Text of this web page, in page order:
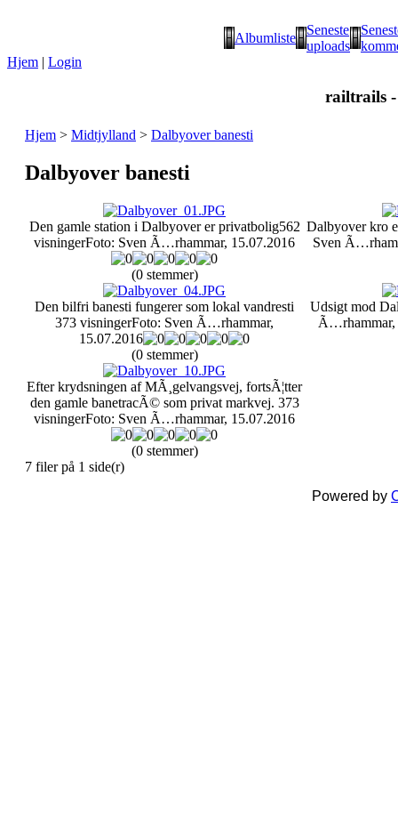
Albumliste
Seneste
uploads
Hjem | Login
railtrails
Hjem > Midtjylland > Dalbyover banesti
Dalbyover banesti
Den gamle station i Dalbyover er privatbolig562
visningerFoto: Sven Ã…rhammar, 15.07.2016
(0 stemmer)
Dalbyover kro
Sven
Den bilfri banesti fungerer som lokal vandresti
373 visningerFoto: Sven Ã…rhammar,
15.07.2016
(0 stemmer)
Udsigt mod
Ã…rhammar,
Efter krydsningen af MÃ¸gelvangsvej, fortsÃ¦tter
den gamle banetracÃ© som privat markvej. 373
visningerFoto: Sven Ã…rhammar, 15.07.2016
(0 stemmer)
7 filer på 1 side(r)
Powered by